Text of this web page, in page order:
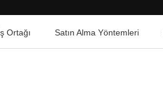
Ortağı Satın Alma Yöntemleri